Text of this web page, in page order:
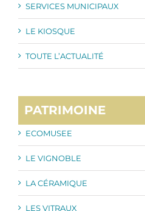
SERVICES MUNICIPAUX
LE KIOSQUE
TOUTE L’ACTUALITÉ
PATRIMOINE
ECOMUSEE
LE VIGNOBLE
LA CÉRAMIQUE
LES VITRAUX